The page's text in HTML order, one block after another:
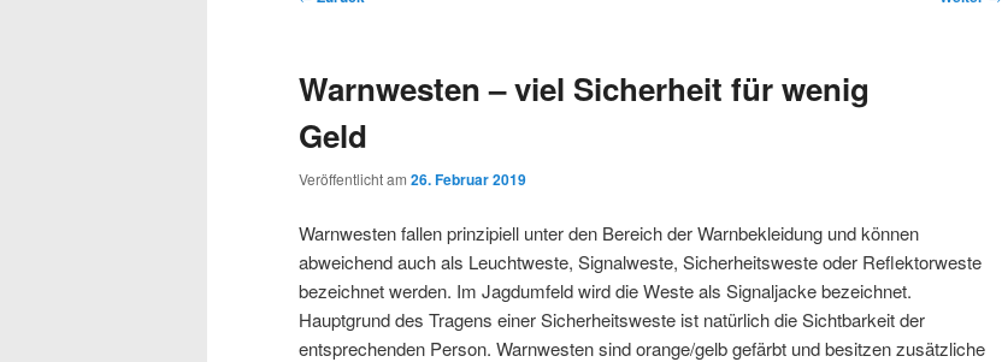
Warnwesten – viel Sicherheit für wenig
Geld
Veröffentlicht am 26. Februar 2019
Warnwesten fallen prinzipiell unter den Bereich der Warnbekleidung und können
abweichend auch als Leuchtweste, Signalweste, Sicherheitsweste oder Reflektorweste
bezeichnet werden. Im Jagdumfeld wird die Weste als Signaljacke bezeichnet.
Hauptgrund des Tragens einer Sicherheitsweste ist natürlich die Sichtbarkeit der
entsprechenden Person. Warnwesten sind orange/gelb gefärbt und besitzen zusätzliche